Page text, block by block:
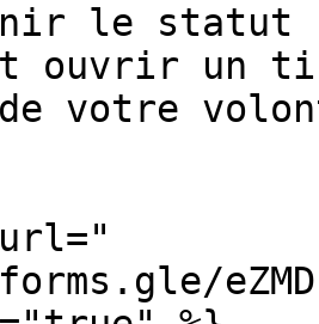
le statut
ouvrir un
votre
url="